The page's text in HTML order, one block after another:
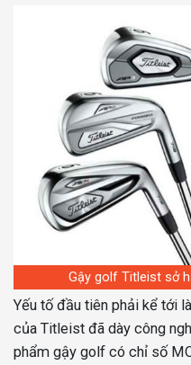
Gậy golf Titleist sở
Yếu tố đầu tiên phải kể tới
của Titleist đã dày công
phẩm gậy golf có chỉ số